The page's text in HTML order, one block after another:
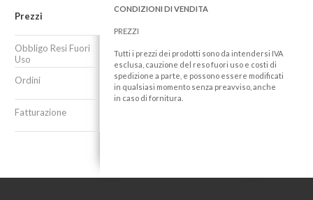
Prezzi
Obbligo Resi Fuori
Uso
Ordini
Fatturazione
CONDIZIONI DI VENDITA
PREZZI
Tutti i prezzi dei prodotti sono da intendersi IVA
esclusa, cauzione del reso fuori uso e costi di
spedizione a parte, e possono essere modificati
in qualsiasi momento senza preavviso, anche
in caso di fornitura.